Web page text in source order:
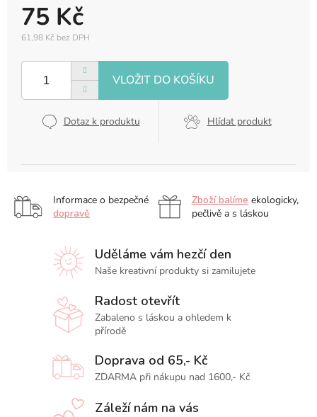
75 Kč
61,98 Kč bez DPH
cena:
Dotaz k produktu Hlídat produkt
Informace o bezpečné
dopravě
Zboží balíme ekologicky,
pečlivě a s láskou
Uděláme vám hezčí den
Naše kreativní produkty si zamilujete
Radost otevřít
Zabaleno s láskou a ohledem k
přírodě
Doprava od 65,- Kč
ZDARMA při nákupu nad 1600,- Kč
Záleží nám na vás